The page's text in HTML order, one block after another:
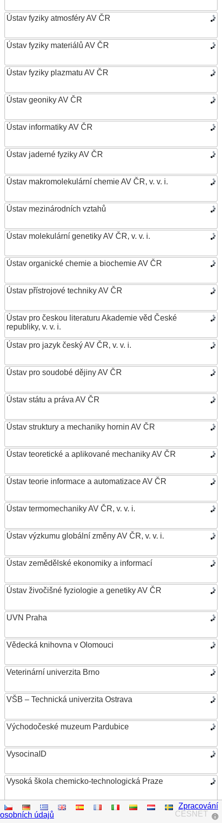
Ústav fyziky atmosféry AV ČR
Ústav fyziky materiálů AV ČR
Ústav fyziky plazmatu AV ČR
Ústav geoniky AV ČR
Ústav informatiky AV ČR
Ústav jaderné fyziky AV ČR
Ústav makromolekulární chemie AV ČR, v. v. i.
Ústav mezinárodních vztahů
Ústav molekulární genetiky AV ČR, v. v. i.
Ústav organické chemie a biochemie AV ČR
Ústav přístrojové techniky AV ČR
Ústav pro českou literaturu Akademie věd České
republiky, v. v. i.
Ústav pro jazyk český AV ČR, v. v. i.
Ústav pro soudobé dějiny AV ČR
Ústav státu a práva AV ČR
Ústav struktury a mechaniky hornin AV ČR
Ústav teoretické a aplikované mechaniky AV ČR
Ústav teorie informace a automatizace AV ČR
Ústav termomechaniky AV ČR, v. v. i.
Ústav výzkumu globální změny AV ČR, v. v. i.
Ústav zemědělské ekonomiky a informací
Ústav živočišné fyziologie a genetiky AV ČR
UVN Praha
Vědecká knihovna v Olomouci
Veterinární univerzita Brno
VŠB – Technická univerzita Ostrava
Východočeské muzeum Pardubice
VysocinaID
Vysoká škola chemicko-technologická Praze
Vysoká škola ekonomická v Praze
CESNET
Zpracování
osobních údajů